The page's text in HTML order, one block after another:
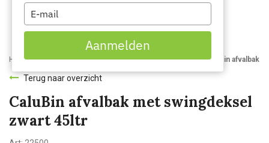
Home Webshop Afvalbakken en -zakken Afvalbakken CaluBin afvalbak
Terug naar overzicht
CaluBin afvalbak met swingdeksel
zwart 45ltr
name
Type
your
email
Aanmelden